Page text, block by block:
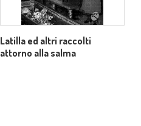
Latilla ed altri raccolti
attorno alla salma